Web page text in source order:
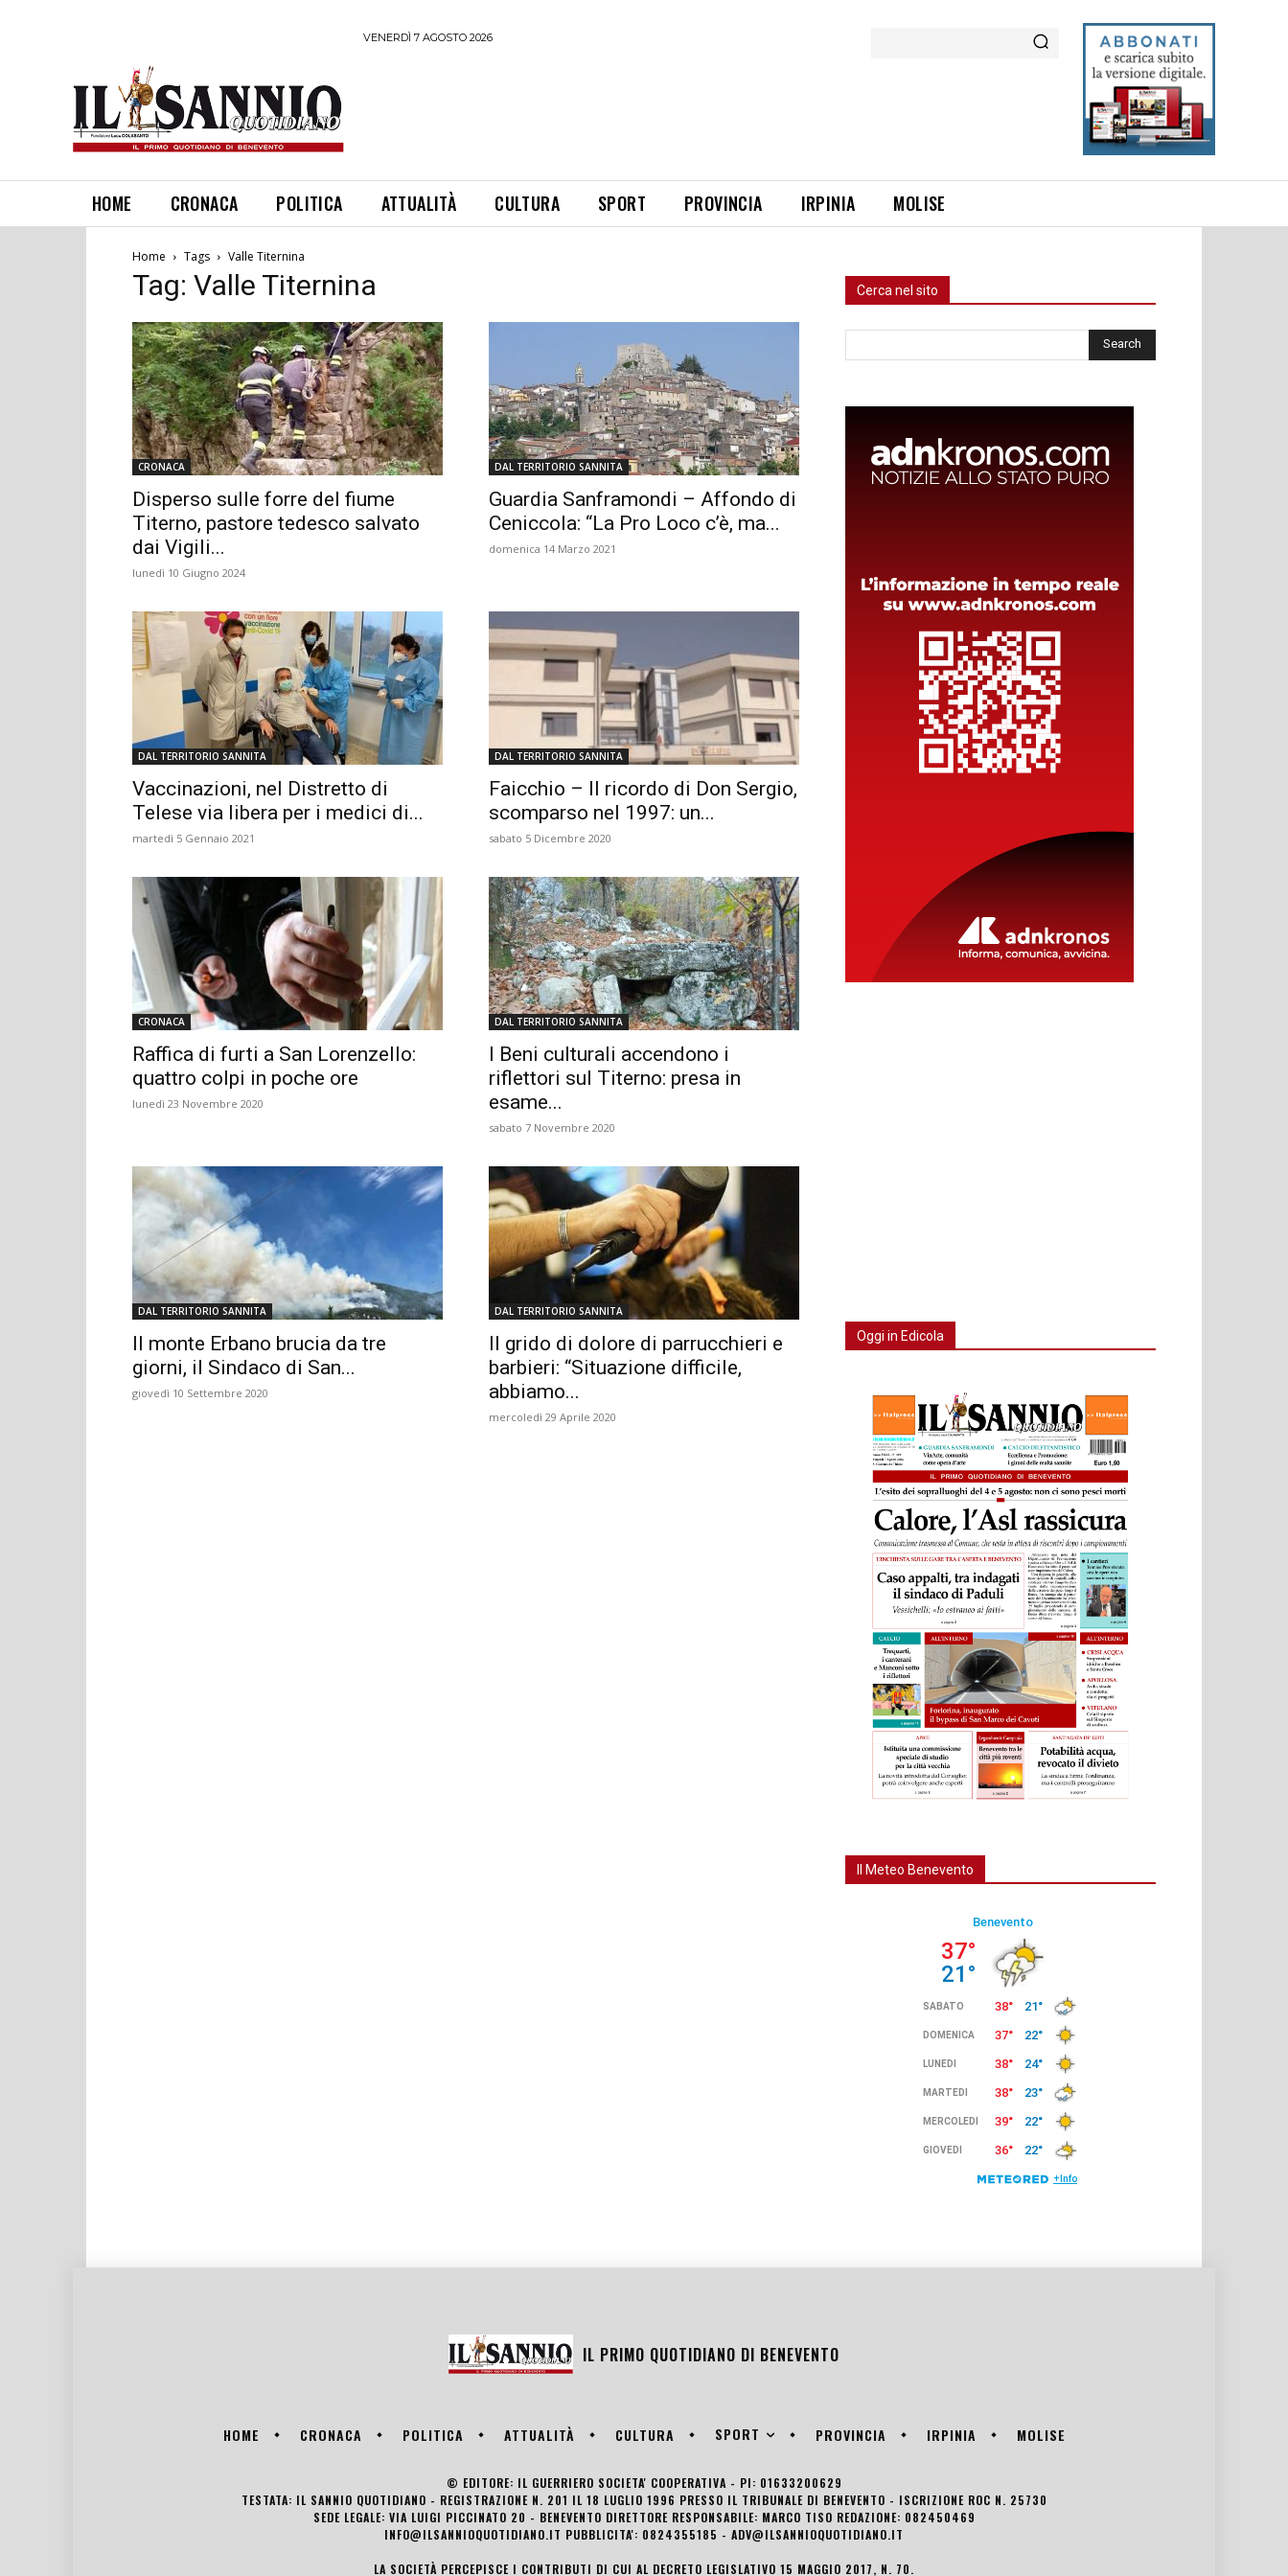
VENERDÌ 7 AGOSTO 2026
HOME CRONACA POLITICA ATTUALITÀ CULTURA SPORT PROVINCIA IRPINIA MOLISE
Home Tags Valle Titernina
Tag: Valle Titernina
CRONACA
Disperso sulle forre del fiume
Titerno, pastore tedesco salvato
dai Vigili...
lunedì 10 Giugno 2024
DAL TERRITORIO SANNITA
Guardia Sanframondi – Affondo di
Ceniccola: “La Pro Loco c’è, ma...
domenica 14 Marzo 2021
DAL TERRITORIO SANNITA
Vaccinazioni, nel Distretto di
Telese via libera per i medici di...
martedì 5 Gennaio 2021
DAL TERRITORIO SANNITA
Faicchio – Il ricordo di Don Sergio,
scomparso nel 1997: un...
sabato 5 Dicembre 2020
CRONACA
Raffica di furti a San Lorenzello:
quattro colpi in poche ore
lunedì 23 Novembre 2020
DAL TERRITORIO SANNITA
I Beni culturali accendono i
riflettori sul Titerno: presa in
esame...
sabato 7 Novembre 2020
DAL TERRITORIO SANNITA
Il monte Erbano brucia da tre
giorni, il Sindaco di San...
giovedì 10 Settembre 2020
DAL TERRITORIO SANNITA
Il grido di dolore di parrucchieri e
barbieri: “Situazione difficile,
abbiamo...
mercoledì 29 Aprile 2020
Cerca nel sito
Oggi in Edicola
Il Meteo Benevento
IL PRIMO QUOTIDIANO DI BENEVENTO
HOME CRONACA POLITICA ATTUALITÀ CULTURA SPORT PROVINCIA IRPINIA MOLISE
© EDITORE: IL GUERRIERO SOCIETA' COOPERATIVA - PI: 01633200629
TESTATA: IL SANNIO QUOTIDIANO - REGISTRAZIONE N. 201 IL 18 LUGLIO 1996 PRESSO IL TRIBUNALE DI BENEVENTO - ISCRIZIONE ROC N. 25730
SEDE LEGALE: VIA LUIGI PICCINATO 20 - BENEVENTO DIRETTORE RESPONSABILE: MARCO TISO REDAZIONE: 082450469
INFO@ILSANNIOQUOTIDIANO.IT PUBBLICITA': 0824355185 - ADV@ILSANNIOQUOTIDIANO.IT
LA SOCIETÀ PERCEPISCE I CONTRIBUTI DI CUI AL DECRETO LEGISLATIVO 15 MAGGIO 2017, N. 70.